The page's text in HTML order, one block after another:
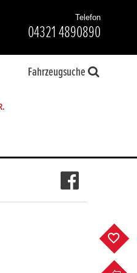
Telefon
04321 4890890
Fahrzeugsuche